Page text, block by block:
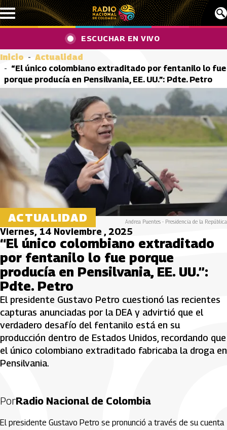
Pasar al contenido principal
ESCUCHAR EN VIVO
Inicio
Actualidad
“El único colombiano extraditado por fentanilo lo fue
porque producía en Pensilvania, EE. UU.”: Pdte. Petro
ACTUALIDAD Andrea Puentes - Presidencia de la República
Viernes, 14 Noviembre , 2025
“El único colombiano extraditado
por fentanilo lo fue porque
producía en Pensilvania, EE. UU.”:
Pdte. Petro
El presidente Gustavo Petro cuestionó las recientes
capturas anunciadas por la DEA y advirtió que el
verdadero desafío del fentanilo está en su
producción dentro de Estados Unidos, recordando que
el único colombiano extraditado fabricaba la droga en
Pensilvania.
PorRadio Nacional de Colombia
El presidente Gustavo Petro se pronunció a través de su cuenta